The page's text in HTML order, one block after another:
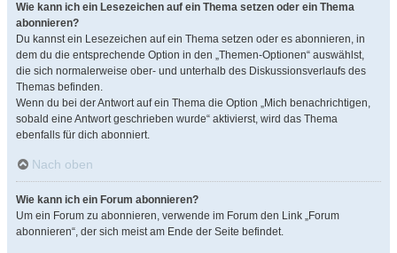
Wie kann ich ein Lesezeichen auf ein Thema setzen oder ein Thema
abonnieren?
Du kannst ein Lesezeichen auf ein Thema setzen oder es abonnieren, in
dem du die entsprechende Option in den „Themen-Optionen“ auswählst,
die sich normalerweise ober- und unterhalb des Diskussionsverlaufs des
Themas befinden.
Wenn du bei der Antwort auf ein Thema die Option „Mich benachrichtigen,
sobald eine Antwort geschrieben wurde“ aktivierst, wird das Thema
ebenfalls für dich abonniert.
Nach oben
Wie kann ich ein Forum abonnieren?
Um ein Forum zu abonnieren, verwende im Forum den Link „Forum
abonnieren“, der sich meist am Ende der Seite befindet.